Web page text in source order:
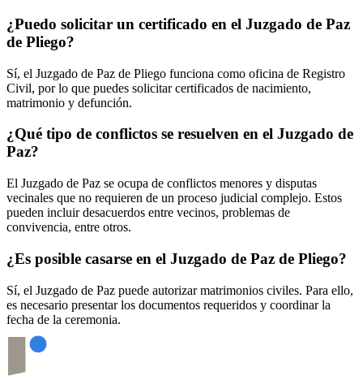
¿Puedo solicitar un certificado en el Juzgado de Paz
de Pliego?
Sí, el Juzgado de Paz de Pliego funciona como oficina de Registro
Civil, por lo que puedes solicitar certificados de nacimiento,
matrimonio y defunción.
¿Qué tipo de conflictos se resuelven en el Juzgado de
Paz?
El Juzgado de Paz se ocupa de conflictos menores y disputas
vecinales que no requieren de un proceso judicial complejo. Estos
pueden incluir desacuerdos entre vecinos, problemas de
convivencia, entre otros.
¿Es posible casarse en el Juzgado de Paz de Pliego?
Sí, el Juzgado de Paz puede autorizar matrimonios civiles. Para ello,
es necesario presentar los documentos requeridos y coordinar la
fecha de la ceremonia.